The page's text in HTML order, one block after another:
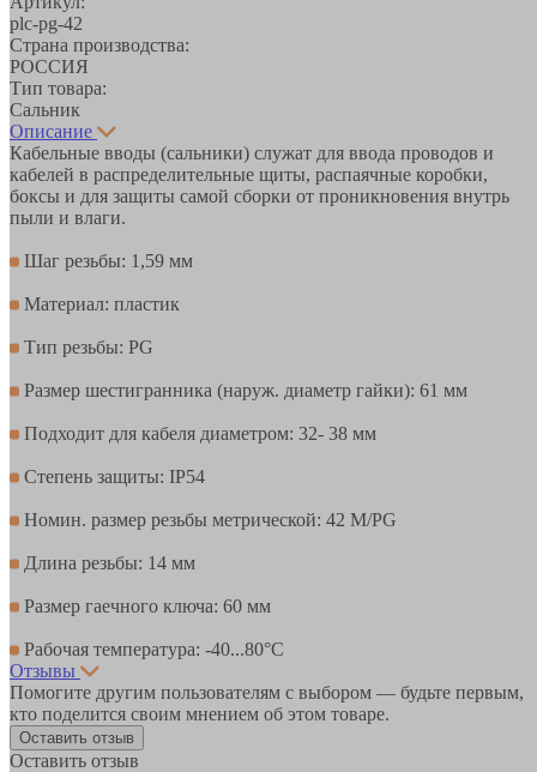
plc-pg-42
Страна производства:
РОССИЯ
Тип товара:
Сальник
Описание
Кабельные вводы (сальники) служат для ввода проводов и
кабелей в распределительные щиты, распаячные коробки,
боксы и для защиты самой сборки от проникновения внутрь
пыли и влаги.
Шаг резьбы: 1,59 мм
Материал: пластик
Тип резьбы: PG
Размер шестигранника (наруж. диаметр гайки): 61 мм
Подходит для кабеля диаметром: 32- 38 мм
Степень защиты: IP54
Номин. размер резьбы метрической: 42 M/PG
Длина резьбы: 14 мм
Размер гаечного ключа: 60 мм
Рабочая температура: -40...80°С
Отзывы
Помогите другим пользователям с выбором — будьте первым,
кто поделится своим мнением об этом товаре.
Оставить отзыв
Оставить отзыв